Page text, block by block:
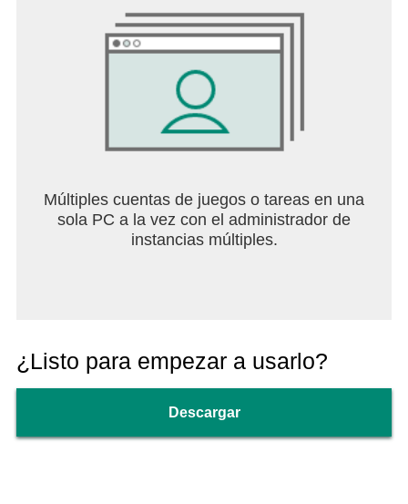
Múltiples cuentas de juegos o tareas en una
sola PC a la vez con el administrador de
instancias múltiples.
¿Listo para empezar a usarlo?
Descargar